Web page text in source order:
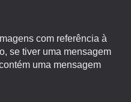
com referência à
se tiver uma mensagem
uma mensagem